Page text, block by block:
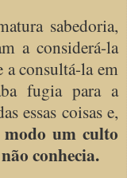
sabedoria,
a considerá-la
a consultá-la em
fugia para a
essas coisas e,
um culto
conhecia.